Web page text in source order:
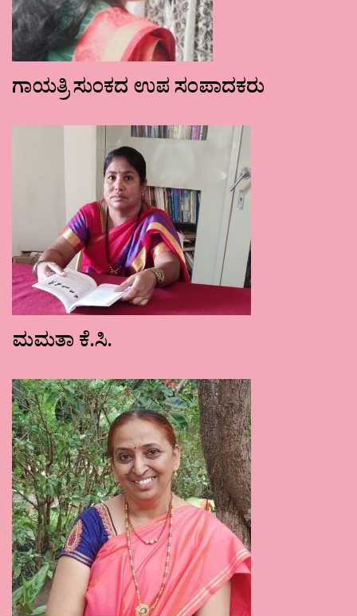
ಗಾಯತ್ರಿ ಸುಂಕದ ಉಪ ಸಂಪಾದಕರು
ಮಮತಾ ಕೆ.ಸಿ.